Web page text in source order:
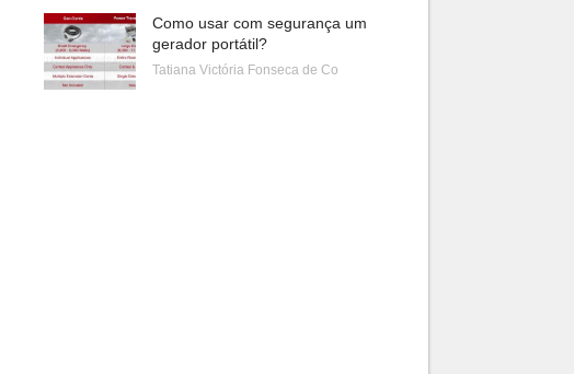
Como usar com segurança um
gerador portátil?
Tatiana Victória Fonseca de Co